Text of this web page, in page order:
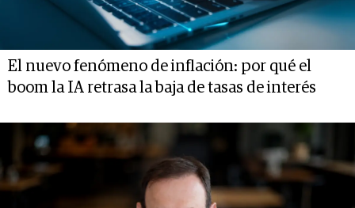
El nuevo fenómeno de inflación: por qué el
boom la IA retrasa la baja de tasas de interés